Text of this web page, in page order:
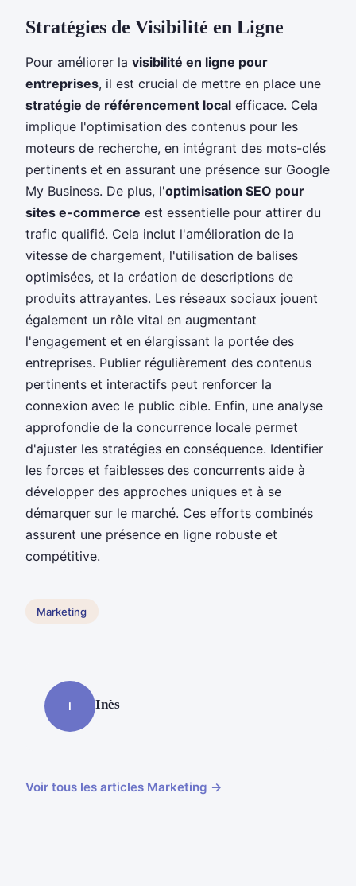
Stratégies de Visibilité en Ligne
Pour améliorer la visibilité en ligne pour
entreprises, il est crucial de mettre en place une
stratégie de référencement local efficace. Cela
implique l'optimisation des contenus pour les
moteurs de recherche, en intégrant des mots-clés
pertinents et en assurant une présence sur Google
My Business. De plus, l'optimisation SEO pour
sites e-commerce est essentielle pour attirer du
trafic qualifié. Cela inclut l'amélioration de la
vitesse de chargement, l'utilisation de balises
optimisées, et la création de descriptions de
produits attrayantes. Les réseaux sociaux jouent
également un rôle vital en augmentant
l'engagement et en élargissant la portée des
entreprises. Publier régulièrement des contenus
pertinents et interactifs peut renforcer la
connexion avec le public cible. Enfin, une analyse
approfondie de la concurrence locale permet
d'ajuster les stratégies en conséquence. Identifier
les forces et faiblesses des concurrents aide à
développer des approches uniques et à se
démarquer sur le marché. Ces efforts combinés
assurent une présence en ligne robuste et
compétitive.
Marketing
I Inès
Voir tous les articles Marketing →